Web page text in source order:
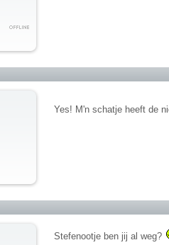
Yes! M'n schatje heeft de
Stefenootje ben jij al weg?